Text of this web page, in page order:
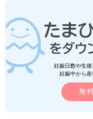
妊娠日数や生
妊娠中から
無